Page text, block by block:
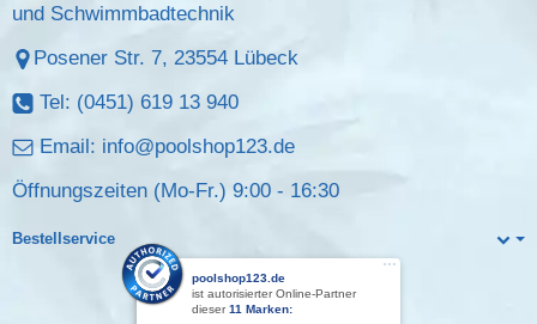
und Schwimmbadtechnik
Posener Str. 7, 23554 Lübeck
Tel: (0451) 619 13 940
Email: info@poolshop123.de
Öffnungszeiten (Mo-Fr.) 9:00 - 16:30
Bestellservice